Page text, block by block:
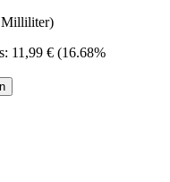
Milliliter)
11,99 € (16.68%